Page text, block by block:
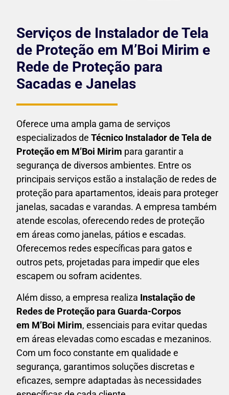
Serviços de Instalador de Tela
de Proteção em M’Boi Mirim e
Rede de Proteção para
Sacadas e Janelas
Oferece uma ampla gama de serviços
especializados de Técnico Instalador de Tela de
Proteção em M’Boi Mirim para garantir a
segurança de diversos ambientes. Entre os
principais serviços estão a instalação de redes de
proteção para apartamentos, ideais para proteger
janelas, sacadas e varandas. A empresa também
atende escolas, oferecendo redes de proteção
em áreas como janelas, pátios e escadas.
Oferecemos redes específicas para gatos e
outros pets, projetadas para impedir que eles
escapem ou sofram acidentes.
Além disso, a empresa realiza Instalação de
Redes de Proteção para Guarda-Corpos
em M’Boi Mirim, essenciais para evitar quedas
em áreas elevadas como escadas e mezaninos.
Com um foco constante em qualidade e
segurança, garantimos soluções discretas e
eficazes, sempre adaptadas às necessidades